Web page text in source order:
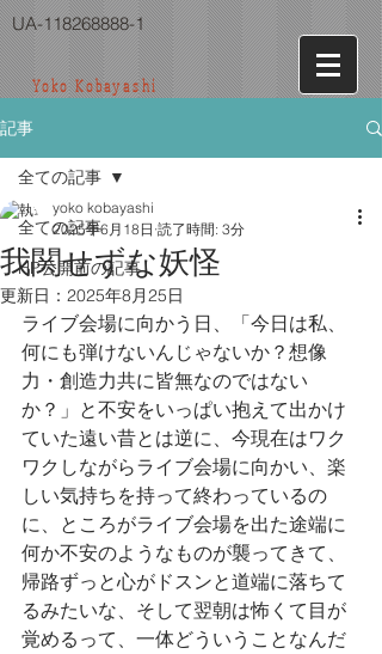
UA-118268888-1
Yoko Kobayashi
記事
全ての記事
HP公開前の記事
全ての記事
我関せずな妖怪
yoko kobayashi
2025年6月18日 読了時間: 3分
更新日： 2025年8月25日
ライブ会場に向かう日、「今日は私、
何にも弾けないんじゃないか？想像
力・創造力共に皆無なのではない
か？」と不安をいっぱい抱えて出かけ
ていた遠い昔とは逆に、今現在はワク
ワクしながらライブ会場に向かい、楽
しい気持ちを持って終わっているの
に、ところがライブ会場を出た途端に
何か不安のようなものが襲ってきて、
帰路ずっと心がドスンと道端に落ちて
るみたいな、そして翌朝は怖くて目が
覚めるって、一体どういうことなんだ